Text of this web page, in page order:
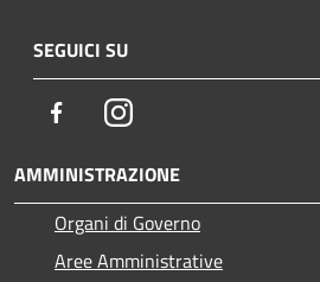
SEGUICI SU
FacebookInstagram
AMMINISTRAZIONE
Organi di Governo
Aree Amministrative